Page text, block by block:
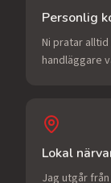
Personlig
Ni pratar
handläggare
Lokal
Jag utgår